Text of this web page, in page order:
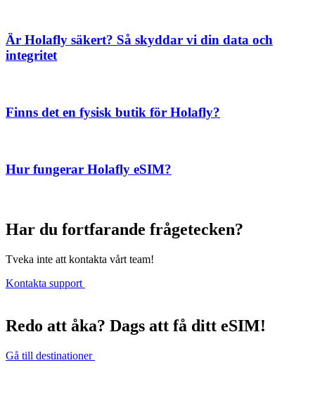
Är Holafly säkert? Så skyddar vi din data och
integritet
Finns det en fysisk butik för Holafly?
Hur fungerar Holafly eSIM?
Har du fortfarande frågetecken?
Tveka inte att kontakta vårt team!
Kontakta support
Redo att åka? Dags att få ditt eSIM!
Gå till destinationer